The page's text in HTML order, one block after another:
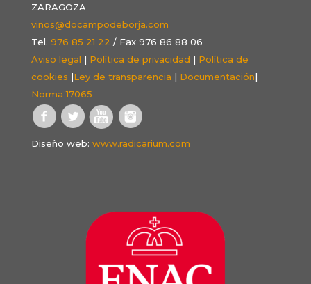
ZARAGOZA
vinos@docampodeborja.com
Tel. 976 85 21 22 / Fax 976 86 88 06
Aviso legal | Política de privacidad | Política de
cookies |Ley de transparencia | Documentación|
Norma 17065
Diseño web: www.radicarium.com